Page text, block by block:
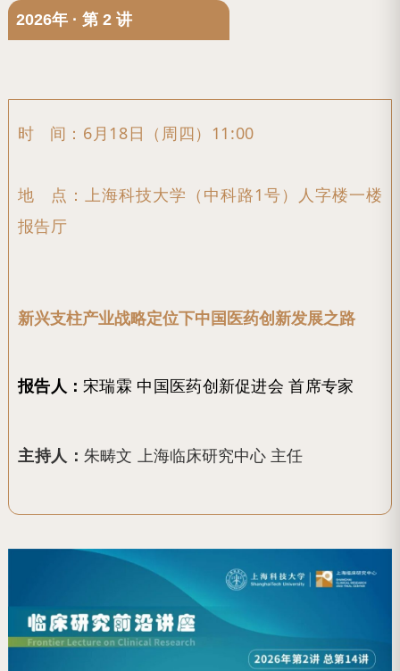
2026年 · 第 2 讲
时 间： 6月18日（周四）11:00
地 点：
上海科技大学（中科路1号）人字楼一楼
报告厅
新兴支柱产业战略定位下中国医药创新发展之路
报告人： 宋瑞霖 中国医药创新促进会 首席专家
主持人：朱畴文 上海临床研究中心 主任